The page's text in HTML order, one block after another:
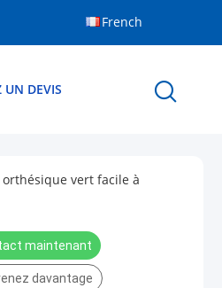
French
UN DEVIS
vert facile à
maintenant
davantage